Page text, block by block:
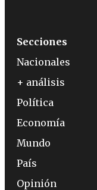
Secciones
Nacionales
+ análisis
Política
Economía
Mundo
País
Opinión